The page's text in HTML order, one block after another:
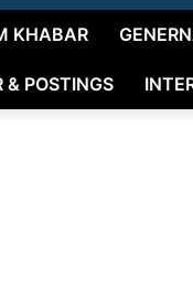
KHABAR
& POSTINGS